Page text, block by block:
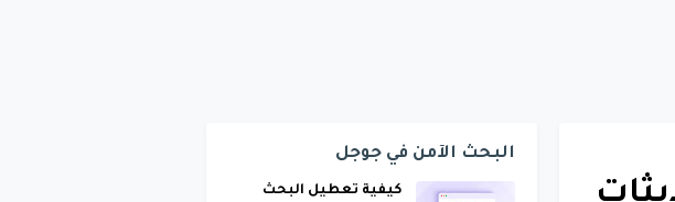
البحث الآمن في جوجل
كيفية تعطيل البحث